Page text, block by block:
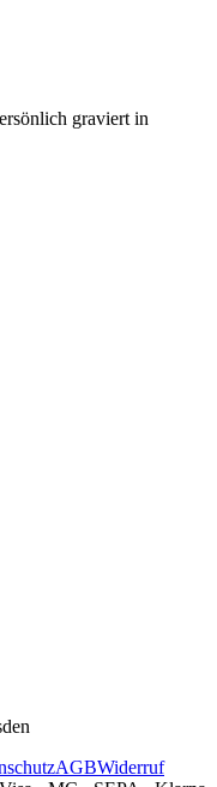
graviert in
AGBWiderruf